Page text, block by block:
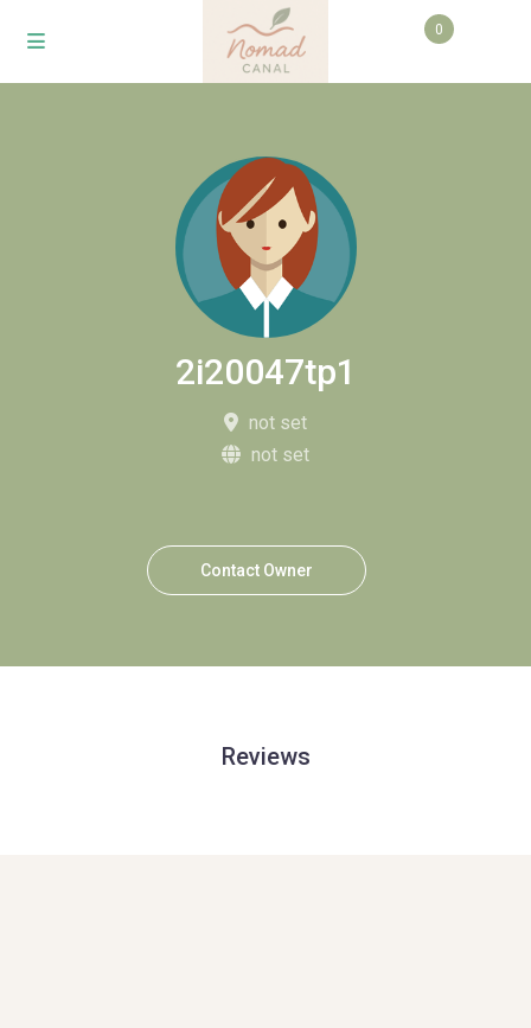
0
2i20047tp1
not set
not set
Contact Owner
Reviews